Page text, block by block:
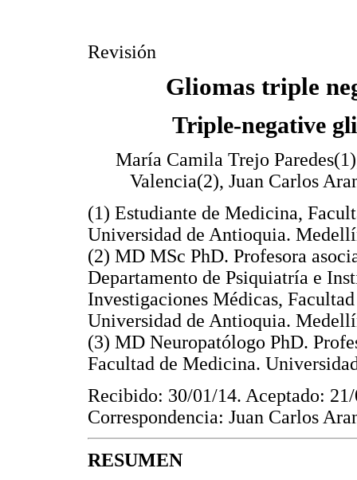
Revisión
Gliomas triple
Triple-negative
María Camila Trejo
Valencia(2), Juan Carlos
(1) Estudiante de Medicina,
Universidad de Antioquia.
(2) MD MSc PhD. Profesora
Departamento de Psiquiatría e
Investigaciones Médicas,
Universidad de Antioquia.
(3) MD Neuropatólogo PhD.
Facultad de Medicina.
Recibido: 30/01/14. Aceptado:
Correspondencia: Juan Carlos
RESUMEN